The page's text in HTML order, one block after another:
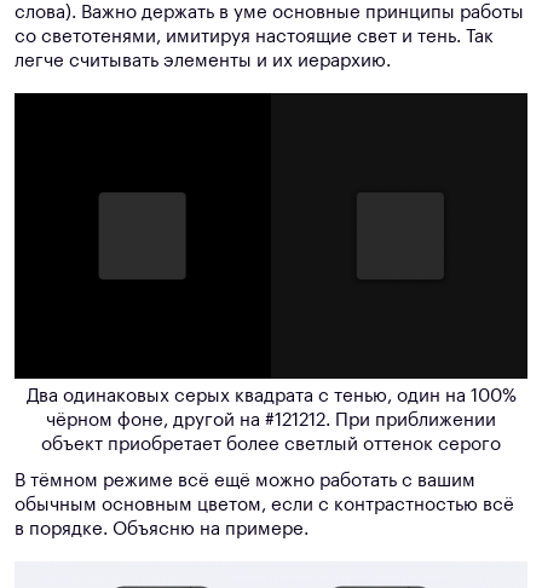
слова). Важно держать в уме основные принципы работы
со светотенями, имитируя настоящие свет и тень. Так
легче считывать элементы и их иерархию.
Два одинаковых серых квадрата с тенью, один на 100%
чёрном фоне, другой на #121212. При приближении
объект приобретает более светлый оттенок серого
В тёмном режиме всё ещё можно работать с вашим
обычным основным цветом, если с контрастностью всё
в порядке. Объясню на примере.